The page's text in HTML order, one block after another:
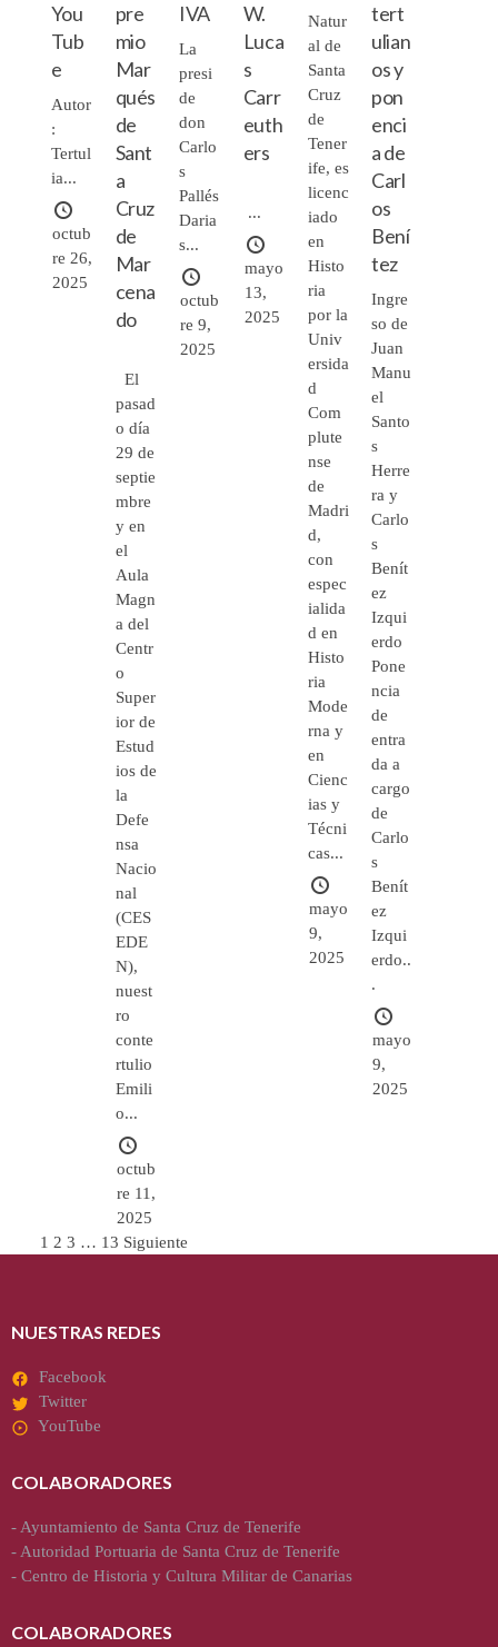
You
Tub
e
Autor
:
Tertul
ia...
octub
re 26,
2025
pre
mio
Mar
qués
de
Sant
a
Cruz
de
Mar
cena
do
El
pasad
o día
29 de
septie
mbre
y en
el
Aula
Magn
a del
Centr
o
Super
ior de
Estud
ios de
la
Defe
nsa
Nacio
nal
(CES
EDE
N),
nuest
ro
conte
rtulio
Emili
o...
octub
re 11,
2025
IVA
La
presi
de
don
Carlo
s
Pallés
Daria
s...
octub
re 9,
2025
W.
Luca
s
Carr
euth
ers
...
mayo
13,
2025
Natur
al de
Santa
Cruz
de
Tener
ife, es
licenc
iado
en
Histo
ria
por la
Univ
ersida
d
Com
plute
nse
de
Madri
d,
con
espec
ialida
d en
Histo
ria
Mode
rna y
en
Cienc
ias y
Técni
cas...
mayo
9,
2025
tert
ulian
os y
pon
enci
a de
Carl
os
Bení
tez
Ingre
so de
Juan
Manu
el
Santo
s
Herre
ra y
Carlo
s
Benít
ez
Izqui
erdo
Pone
ncia
de
entra
da a
cargo
de
Carlo
s
Benít
ez
Izqui
erdo..
.
mayo
9,
2025
Paginación
entradas
1 2 3 … 13 Siguiente
NUESTRAS REDES
Facebook
Twitter
YouTube
COLABORADORES
- Ayuntamiento de Santa Cruz de Tenerife
- Autoridad Portuaria de Santa Cruz de Tenerife
- Centro de Historia y Cultura Militar de Canarias
COLABORADORES